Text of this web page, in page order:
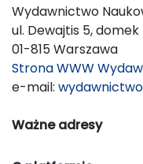
Wydawnictwo
ul. Dewajtis 5, domek
01-815 Warszawa
Strona WWW
e-mail:
Ważne adresy